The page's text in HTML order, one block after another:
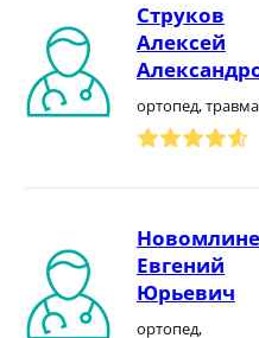
Струков
Алексей
ортопед,
Евгений
Юрьевич
ортопед,